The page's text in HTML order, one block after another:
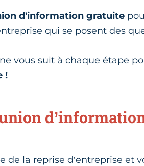
d'information gratuite
qui se posent des
vous suit à chaque étape
!
de la reprise d’entreprise et